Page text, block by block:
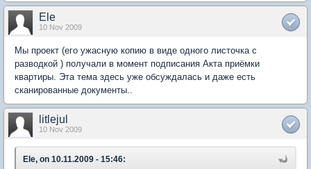
Ele
10 Nov 2009
Мы проект (его ужасную копию в виде одного листочка с
разводкой ) получали в момент подписания Акта приёмки
квартиры. Эта тема здесь уже обсуждалась и даже есть
сканированные документы..
litlejul
10 Nov 2009
Ele, on 10.11.2009 - 15:46: